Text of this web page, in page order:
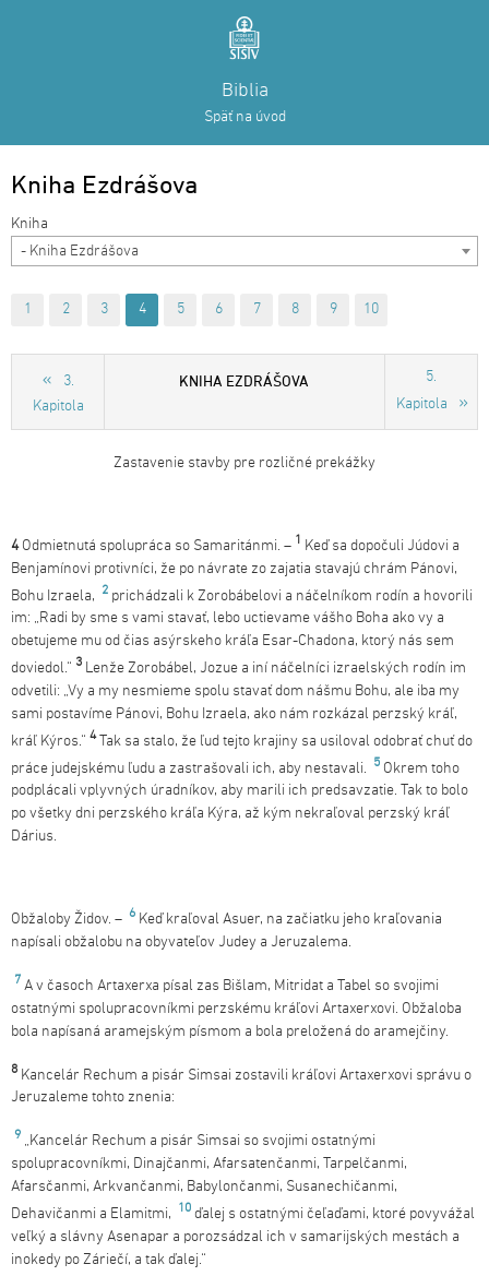
Biblia
Späť na úvod
Kniha Ezdrášova
- Kniha Ezdrášova
1 2 3 4 5 6 7 8 9 10
3.
Kapitola
KNIHA EZDRÁŠOVA
5.
Kapitola
Zastavenie stavby pre rozličné prekážky
4Odmietnutá spolupráca so Samaritánmi. – 1 Keď sa dopočuli Júdovi a
Benjamínovi protivníci, že po návrate zo zajatia stavajú chrám Pánovi,
Bohu Izraela, 2 prichádzali k Zorobábelovi a náčelníkom rodín a hovorili
im: „Radi by sme s vami stavať, lebo uctievame vášho Boha ako vy a
obetujeme mu od čias asýrskeho kráľa Esar-Chadona, ktorý nás sem
doviedol.“ 3 Lenže Zorobábel, Jozue a iní náčelníci izraelských rodín im
odvetili: „Vy a my nesmieme spolu stavať dom nášmu Bohu, ale iba my
sami postavíme Pánovi, Bohu Izraela, ako nám rozkázal perzský kráľ,
kráľ Kýros.“ 4Tak sa stalo, že ľud tejto krajiny sa usiloval odobrať chuť do
práce judejskému ľudu a zastrašovali ich, aby nestavali. 5 Okrem toho
podplácali vplyvných úradníkov, aby marili ich predsavzatie. Tak to bolo
po všetky dni perzského kráľa Kýra, až kým nekraľoval perzský kráľ
Dárius.
Obžaloby Židov. – 6 Keď kraľoval Asuer, na začiatku jeho kraľovania
napísali obžalobu na obyvateľov Judey a Jeruzalema.
7 A v časoch Artaxerxa písal zas Bišlam, Mitridat a Tabel so svojimi
ostatnými spolupracovníkmi perzskému kráľovi Artaxerxovi. Obžaloba
bola napísaná aramejským písmom a bola preložená do aramejčiny.
8 Kancelár Rechum a pisár Simsai zostavili kráľovi Artaxerxovi správu o
Jeruzaleme tohto znenia:
9 „Kancelár Rechum a pisár Simsai so svojimi ostatnými
spolupracovníkmi, Dinajčanmi, Afarsatenčanmi, Tarpelčanmi,
Afarsčanmi, Arkvančanmi, Babylončanmi, Susanechičanmi,
Dehavičanmi a Elamitmi, 10 ďalej s ostatnými čeľaďami, ktoré povyvážal
veľký a slávny Asenapar a porozsádzal ich v samarijských mestách a
inokedy po Záriečí, a tak ďalej.“